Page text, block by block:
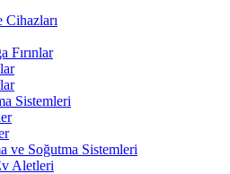
Cihazları
Fırınlar
Sistemleri
ve Soğutma Sistemleri
Aletleri